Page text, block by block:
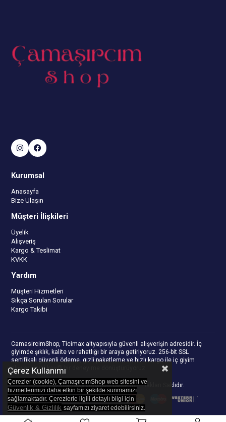
Kurumsal
Anasayfa
Bize Ulaşın
Müşteri İlişkileri
Üyelik
Alışveriş
Kargo & Teslimat
KVKK
Yardım
Müşteri Hizmetleri
Sıkça Sorulan Sorular
Kargo Takibi
CamasircimShop, Ticimax altyapısıyla güvenli alışverişin adresidir. İç
giyimde şıklık, kalite ve rahatlığı bir araya getiriyoruz. 256-bit SSL
sertifikalı güvenli ödeme, gizli paketleme ve hızlı kargo ile iç giyim
alışverişinizi keyifli bir deneyime dönüştürüyoruz.
© 2023camasircimshop.com- Tüm Hakları Saklıdır.
Çerez Kullanımı
Çerezler (cookie), ÇamaşırcımShop web sitesini ve
hizmetlerimizi daha etkin bir şekilde sunmamızı
sağlamaktadır. Çerezlerle ilgili detaylı bilgi için
Güvenlik & Gizlilik sayfamızı ziyaret edebilirsiniz.